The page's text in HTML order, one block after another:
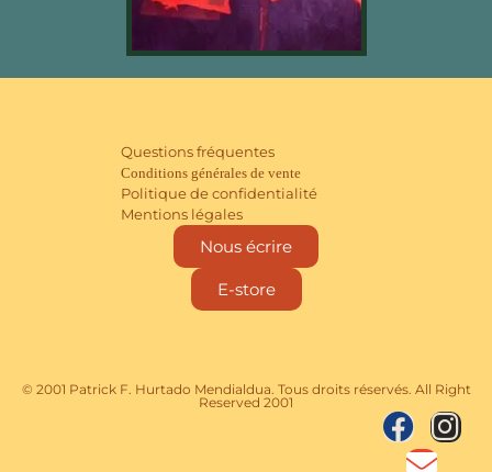
Questions fréquentes
Conditions générales de vente
Politique de confidentialité
Mentions légales
Nous écrire
E-store
© 2001 Patrick F. Hurtado Mendialdua. Tous droits réservés. All Right
Reserved 2001